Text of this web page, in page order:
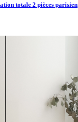
totale 2 pièces parisien